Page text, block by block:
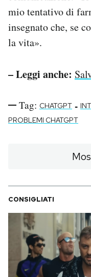
mio tentativo di
insegnato che, se
la vita».
– Leggi anche:
Tag: CHATGPT -
PROBLEMI CHATGPT
CONSIGLIATI